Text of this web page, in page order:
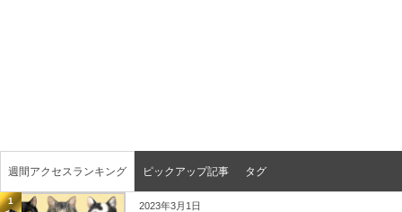
週間アクセスランキング ピックアップ記事 タグ
1 2023年3月1日